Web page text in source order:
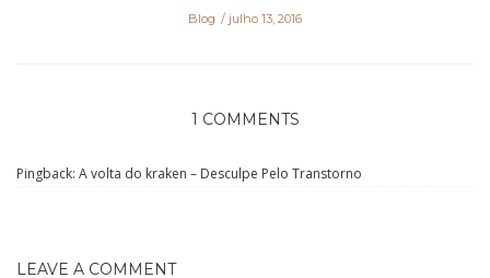
Blog julho 13, 2016
1 COMMENTS
Pingback: A volta do kraken – Desculpe Pelo Transtorno
LEAVE A COMMENT